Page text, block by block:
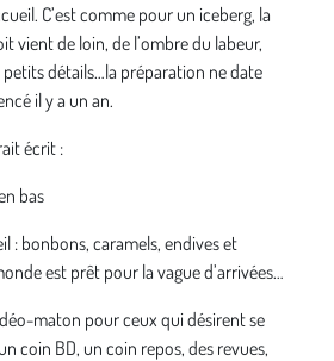
C’est comme pour un iceberg, la
vient de loin, de l’ombre du labeur,
détails…la préparation ne date
il y a un an.
écrit :
bas
: bonbons, caramels, endives et
est prêt pour la vague d’arrivées…
maton pour ceux qui désirent se
coin BD, un coin repos, des revues,